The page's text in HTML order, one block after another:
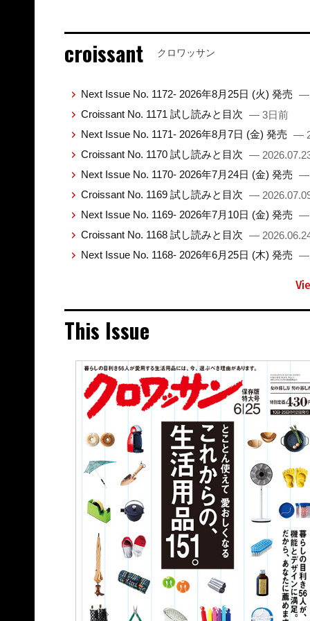
croissant クロワッサン
Next Issue No. 1172- 2026年8月25日 (火) 発売 —
Croissant No. 1171 試し読みと目次 — 3日前
Next Issue No. 1171- 2026年8月7日 (金) 発売 —
Croissant No. 1170 試し読みと目次 —
Next Issue No. 1170- 2026年7月24日 (金) 発売 —
Croissant No. 1169 試し読みと目次 —
Next Issue No. 1169- 2026年7月10日 (金) 発売 —
Croissant No. 1168 試し読みと目次 —
Next Issue No. 1168- 2026年6月25日 (木) 発売 —
This Issue